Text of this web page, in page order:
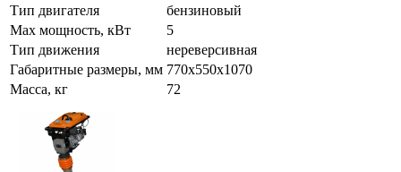
Тип двигателя
бензиновый
Max мощность, кВт
5
Тип движения
нереверсивная
Габаритные размеры, мм 770х550х1070
Масса, кг
72